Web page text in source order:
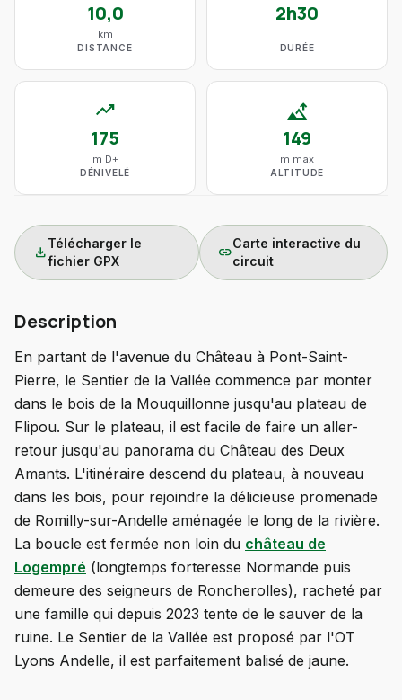
10,0
km
DISTANCE
2h30
DURÉE
trending_up
175
m D+
DÉNIVELÉ
altitude
149
m max
ALTITUDE
download
Télécharger le
fichier GPX
link
Carte interactive du
circuit
Description
En partant de l'avenue du Château à Pont-Saint-
Pierre, le Sentier de la Vallée commence par monter
dans le bois de la Mouquillonne jusqu'au plateau de
Flipou. Sur le plateau, il est facile de faire un aller-
retour jusqu'au panorama du Château des Deux
Amants. L'itinéraire descend du plateau, à nouveau
dans les bois, pour rejoindre la délicieuse promenade
de Romilly-sur-Andelle aménagée le long de la rivière.
La boucle est fermée non loin du château de
Logempré (longtemps forteresse Normande puis
demeure des seigneurs de Roncherolles), racheté par
une famille qui depuis 2023 tente de le sauver de la
ruine. Le Sentier de la Vallée est proposé par l'OT
Lyons Andelle, il est parfaitement balisé de jaune.